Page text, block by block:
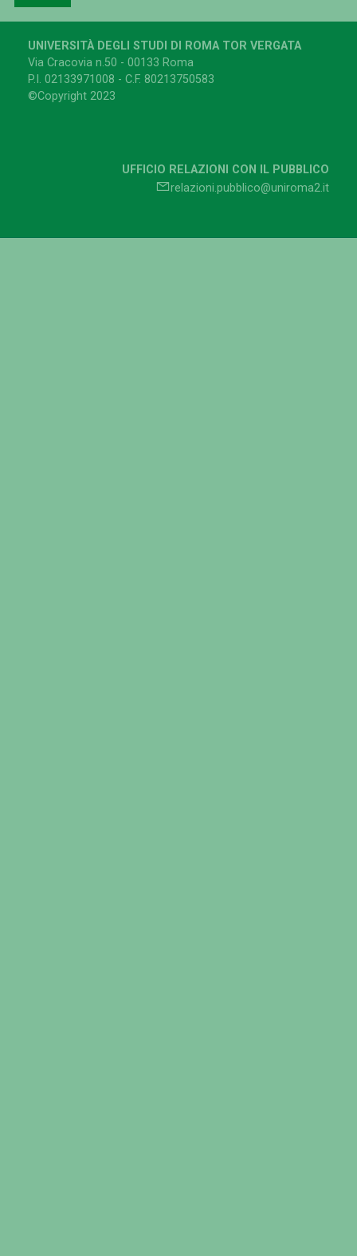
UNIVERSITÀ DEGLI STUDI DI ROMA TOR VERGATA
Via Cracovia n.50 - 00133 Roma
P.I. 02133971008 - C.F. 80213750583
©Copyright 2023
UFFICIO RELAZIONI CON IL PUBBLICO
relazioni.pubblico@uniroma2.it